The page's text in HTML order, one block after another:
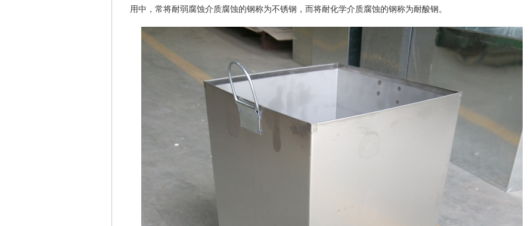
用中，常将耐弱腐蚀介质腐蚀的钢称为不锈钢，而将耐化学介质腐蚀的钢称为耐酸钢。